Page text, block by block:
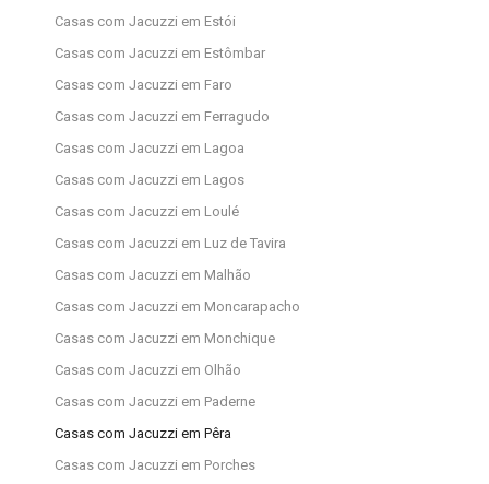
Casas com Jacuzzi em Estói
Casas com Jacuzzi em Estômbar
Casas com Jacuzzi em Faro
Casas com Jacuzzi em Ferragudo
Casas com Jacuzzi em Lagoa
Casas com Jacuzzi em Lagos
Casas com Jacuzzi em Loulé
Casas com Jacuzzi em Luz de Tavira
Casas com Jacuzzi em Malhão
Casas com Jacuzzi em Moncarapacho
Casas com Jacuzzi em Monchique
Casas com Jacuzzi em Olhão
Casas com Jacuzzi em Paderne
Casas com Jacuzzi em Pêra
Casas com Jacuzzi em Porches